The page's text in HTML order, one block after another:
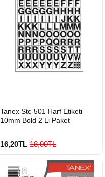
GÖNDERİ
Tanex Stc-501 Harf Etiketi
10mm Bold 2 Li Paket
16,20TL 18,00TL